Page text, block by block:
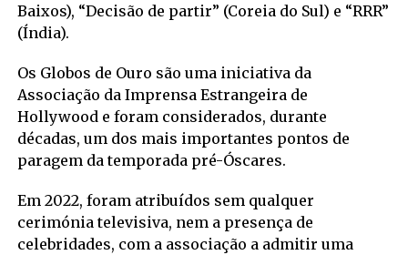
Baixos), “Decisão de partir” (Coreia do Sul) e “RRR”
(Índia).
Os Globos de Ouro são uma iniciativa da
Associação da Imprensa Estrangeira de
Hollywood e foram considerados, durante
décadas, um dos mais importantes pontos de
paragem da temporada pré-Óscares.
Em 2022, foram atribuídos sem qualquer
cerimónia televisiva, nem a presença de
celebridades, com a associação a admitir uma